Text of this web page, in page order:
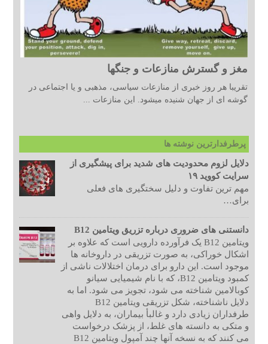
مغز و گسترش منازعات و جنگها
تقریبا هر روز خبری از منازعات سیاسی، مذهبی و یا اجتماعی در
گوشه ای از جهان شنیده میشود. این منازعات ...
پرطرفدارترین نوشته ها
دلایل لزوم محدودیت های شدید برای پیشگیری از
سرایت کووید ۱۹
مهم ترین تفاوت و دلیل سختگیری های فعلی
برای…
دانستنی های ضروری درباره تزریق ویتامین B12
ویتامین B12 یک فرآورده دارویی است که علاوه بر
اشکال خوراکی، به صورت تزریقی در داروخانه ها
موجود است. این دارو برای درمان اختلالات ناشی از
کمبود ویتامین B12، که با نام شیمیایی سیانو
کوبالامین شناخته می شود، تجویز می شود. اما به
دلایل ناشناخته، شکل تزریقی ویتامین B12
طرفداران زیادی دارد و غالبأ بیماران، به دلایل واهی
و متکی به دانسته های غلط، از پزشک درخواست
می کنند که به نسخه آنها چند آمپول ویتامین B12